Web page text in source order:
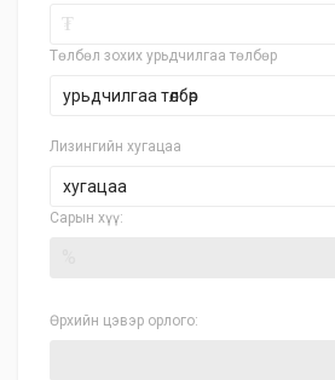
₮
Төлбөл зохих урьдчилгаа төлбөр
Лизингийн хугацаа
хугацаа
Сарын хүү:
Өрхийн цэвэр орлого: